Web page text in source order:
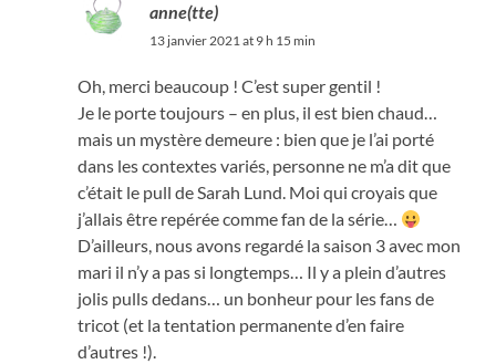
anne(tte)
13 janvier 2021 at 9 h 15 min
Oh, merci beaucoup ! C’est super gentil !
Je le porte toujours – en plus, il est bien chaud…
mais un mystère demeure : bien que je l’ai porté
dans les contextes variés, personne ne m’a dit que
c’était le pull de Sarah Lund. Moi qui croyais que
j’allais être repérée comme fan de la série…
D’ailleurs, nous avons regardé la saison 3 avec mon
mari il n’y a pas si longtemps… Il y a plein d’autres
jolis pulls dedans… un bonheur pour les fans de
tricot (et la tentation permanente d’en faire
d’autres !).